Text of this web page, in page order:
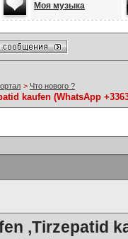
Моя музыка
> Что нового ?
kaufen (WhatsApp
,Tirzepatid